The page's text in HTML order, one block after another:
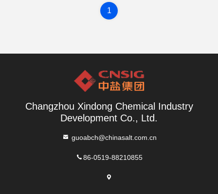
1
Changzhou Xindong Chemical Industry
Development Co., Ltd.
guoabch@chinasalt.com.cn
86-0519-88210855